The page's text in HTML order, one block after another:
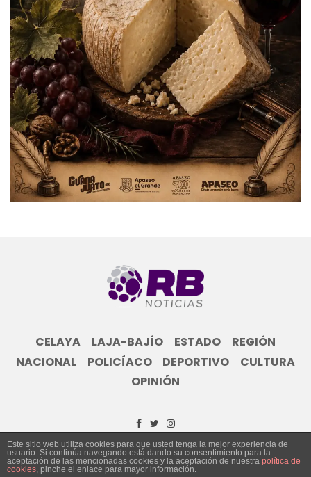
CELAYA LAJA-BAJÍO ESTADO
REGIÓN
NACIONAL
POLICÍACO DEPORTIVO
CULTURA
OPINIÓN
© Grupo Informativo Reporte Bajío 2023
Este sitio web utiliza cookies para que usted tenga la mejor experiencia de
usuario. Si continúa navegando está dando su consentimiento para la
aceptación de las mencionadas cookies y la aceptación de nuestra política de
cookies, pinche el enlace para mayor información.